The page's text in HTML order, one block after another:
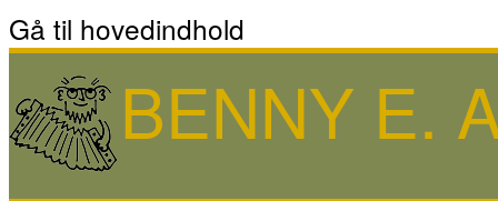
Gå til hovedindhold
BENNY E.